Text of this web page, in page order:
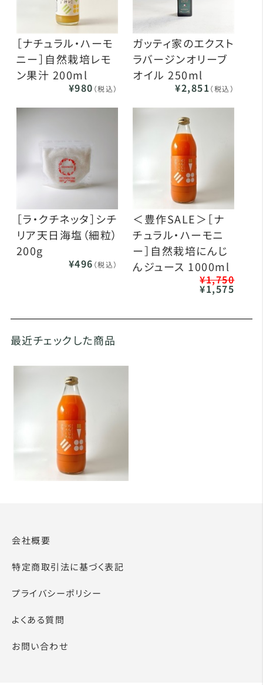
［ナチュラル・ハーモ
ニー］自然栽培レモ
ン果汁 200ml
¥980 （税込）
ガッティ家のエクスト
ラバージンオリーブ
オイル 250ml
¥2,851（税込）
［ラ・クチネッタ］シチ
リア天日海塩（細粒）
200g
¥496 （税込）
＜豊作SALE＞［ナ
チュラル・ハーモニ
ー］自然栽培にんじ
んジュース 1000ml
¥1,750
¥1,575
最近チェックした商品
会社概要
特定商取引法に基づく表記
プライバシーポリシー
よくある質問
お問い合わせ